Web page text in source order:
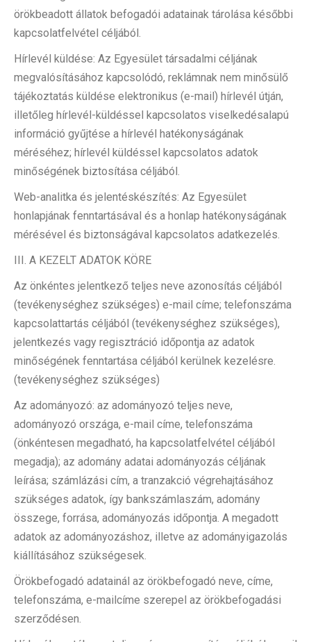
örökbeadott állatok befogadói adatainak tárolása későbbi
kapcsolatfelvétel céljából.
Hírlevél küldése: Az Egyesület társadalmi céljának
megvalósításához kapcsolódó, reklámnak nem minősülő
tájékoztatás küldése elektronikus (e-mail) hírlevél útján,
illetőleg hírlevél-küldéssel kapcsolatos viselkedésalapú
információ gyűjtése a hírlevél hatékonyságának
méréséhez; hírlevél küldéssel kapcsolatos adatok
minőségének biztosítása céljából.
Web-analitka és jelentéskészítés: Az Egyesület
honlapjának fenntartásával és a honlap hatékonyságának
mérésével és biztonságával kapcsolatos adatkezelés.
III. A KEZELT ADATOK KÖRE
Az önkéntes jelentkező teljes neve azonosítás céljából
(tevékenységhez szükséges) e-mail címe; telefonszáma
kapcsolattartás céljából (tevékenységhez szükséges),
jelentkezés vagy regisztráció időpontja az adatok
minőségének fenntartása céljából kerülnek kezelésre.
(tevékenységhez szükséges)
Az adományozó: az adományozó teljes neve,
adományozó országa, e-mail címe, telefonszáma
(önkéntesen megadható, ha kapcsolatfelvétel céljából
megadja); az adomány adatai adományozás céljának
leírása; számlázási cím, a tranzakció végrehajtásához
szükséges adatok, így bankszámlaszám, adomány
összege, forrása, adományozás időpontja. A megadott
adatok az adományozáshoz, illetve az adományigazolás
kiállításához szükségesek.
Örökbefogadó adatainál az örökbefogadó neve, címe,
telefonszáma, e-mailcíme szerepel az örökbefogadási
szerződésen.